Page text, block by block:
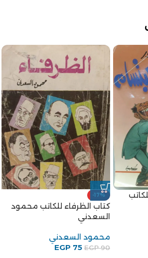
-17%
كتاب الظرفاء للكاتب محمود
السعدني
محمود السعدني
EGP90
EGP 75